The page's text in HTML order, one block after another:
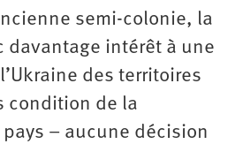
semi-colonie, la
davantage intérêt à une
des territoires
condition de la
– aucune décision